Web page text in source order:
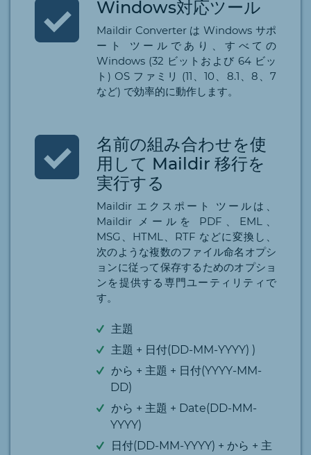
Windows対応ツール
Maildir Converter は Windows サポ
ート ツールであり、すべての
Windows (32 ビットおよび 64 ビッ
ト) OS ファミリ (11、10、8.1、8、7
など) で効率的に動作します。
名前の組み合わせを使
用して Maildir 移行を
実行する
Maildir エクスポート ツールは、
Maildir メールを PDF、EML、
MSG、HTML、RTF などに変換し、
次のような複数のファイル命名オプシ
ョンに従って保存するためのオプショ
ンを提供する専門ユーティリティで
す。
主題
主題 + 日付(DD-MM-YYYY) )
から + 主題 + 日付(YYYY-MM-
DD)
から + 主題 + Date(DD-MM-
YYYY)
日付(DD-MM-YYYY) + から + 主